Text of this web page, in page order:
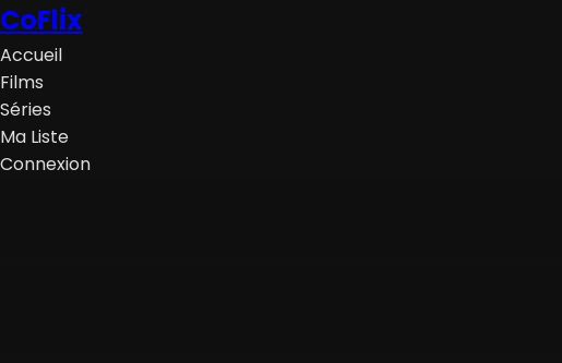
CoFlix
Accueil
Films
Séries
Ma Liste
Connexion